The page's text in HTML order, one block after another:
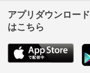
アプリダウンロード
はこちら